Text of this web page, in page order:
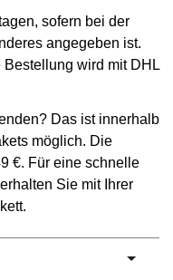
sofern bei der
angegeben ist.
Bestellung wird mit DHL
Das ist innerhalb
möglich. Die
€. Für eine schnelle
Sie mit Ihrer